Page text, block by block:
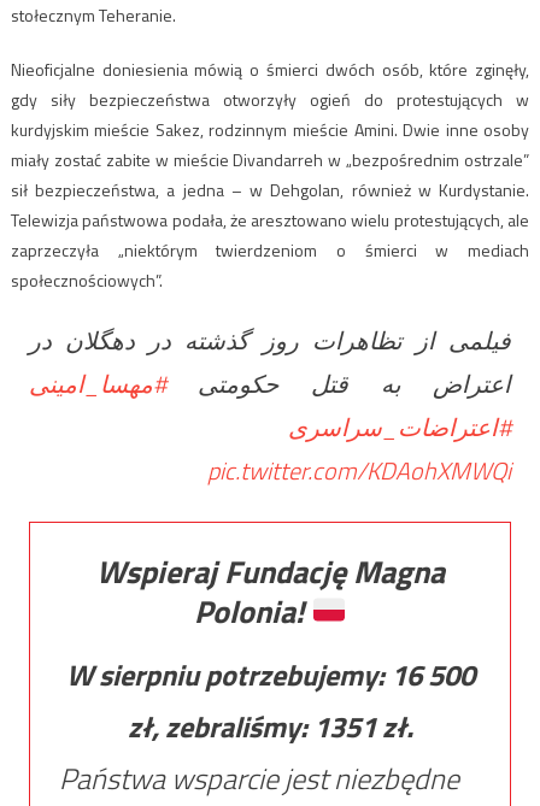
stołecznym Teheranie.
Nieoficjalne doniesienia mówią o śmierci dwóch osób, które zginęły,
gdy siły bezpieczeństwa otworzyły ogień do protestujących w
kurdyjskim mieście Sakez, rodzinnym mieście Amini. Dwie inne osoby
miały zostać zabite w mieście Divandarreh w „bezpośrednim ostrzale”
sił bezpieczeństwa, a jedna – w Dehgolan, również w Kurdystanie.
Telewizja państwowa podała, że aresztowano wielu protestujących, ale
zaprzeczyła „niektórym twierdzeniom o śmierci w mediach
społecznościowych”.
فیلمی از تظاهرات روز گذشته در دهگلان در
اعتراض به قتل حکومتی#مهسا_امینی
#اعتراضات_سراسری
pic.twitter.com/KDAohXMWQi
Wspieraj Fundację Magna
Polonia!
W sierpniu potrzebujemy: 16 500
zł, zebraliśmy: 1351zł.
Państwa wsparcie jest niezbędne